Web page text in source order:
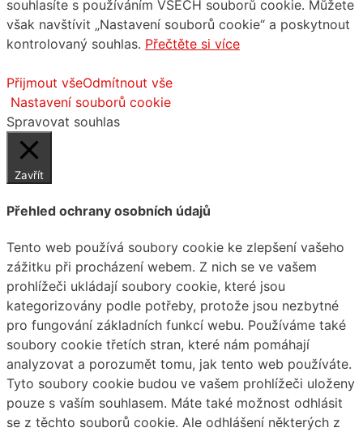
souhlasíte s používáním VŠECH souborů cookie. Můžete
však navštívit „Nastavení souborů cookie“ a poskytnout
kontrolovaný souhlas. Přečtěte si více
Přijmout všeOdmítnout vše
Nastavení souborů cookie
Spravovat souhlas
Zavřít
Přehled ochrany osobních údajů
Tento web používá soubory cookie ke zlepšení vašeho
zážitku při procházení webem. Z nich se ve vašem
prohlížeči ukládají soubory cookie, které jsou
kategorizovány podle potřeby, protože jsou nezbytné
pro fungování základních funkcí webu. Používáme také
soubory cookie třetích stran, které nám pomáhají
analyzovat a porozumět tomu, jak tento web používáte.
Tyto soubory cookie budou ve vašem prohlížeči uloženy
pouze s vaším souhlasem. Máte také možnost odhlásit
se z těchto souborů cookie. Ale odhlášení některých z